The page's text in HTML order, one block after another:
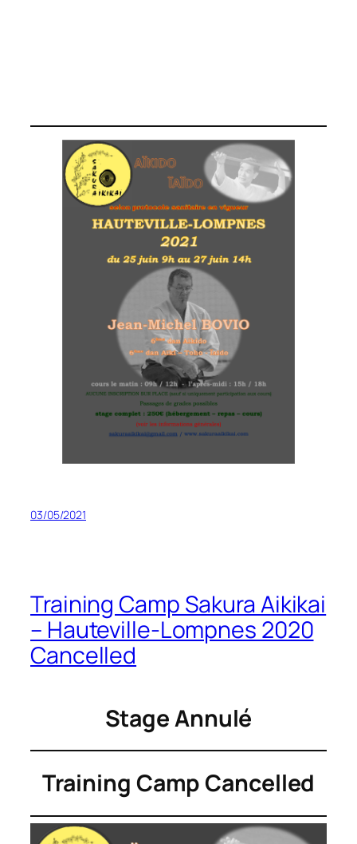
03/05/2021
Training Camp Sakura Aikikai
– Hauteville-Lompnes 2020
Cancelled
Stage Annulé
Training Camp Cancelled